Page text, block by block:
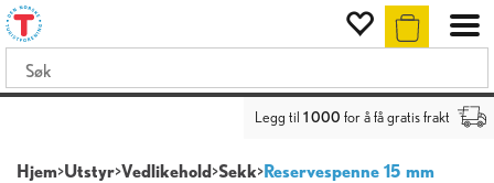
Legg til 1 000 for å få gratis frakt
Hjem>Utstyr>Vedlikehold>Sekk>Reservespenne 15 mm